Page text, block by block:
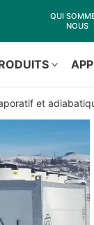
QUI
NOUS
et